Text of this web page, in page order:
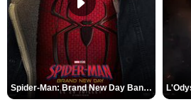
Spider-Man: Brand New Day Bande-annonce VO STFR